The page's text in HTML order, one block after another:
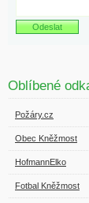
Oblíbené
Požáry.cz
Obec Kněžmost
HofmannElko
Fotbal Kněžmost